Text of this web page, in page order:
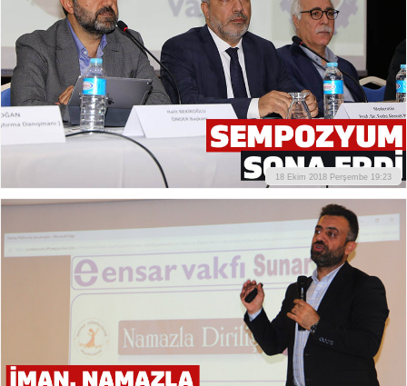
18 Ekim 2018 Perşembe 19:23